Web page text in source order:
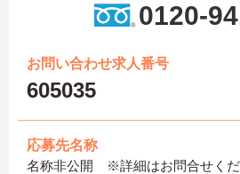
0120-
お問い合わせ求人番号
605035
応募先名称
名称非公開 ※詳細はお問合せく